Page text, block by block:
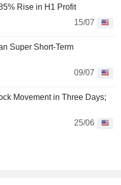
Rise in H1 Profit
15/07
Super Short-Term
09/07
Movement in Three Days;
25/06